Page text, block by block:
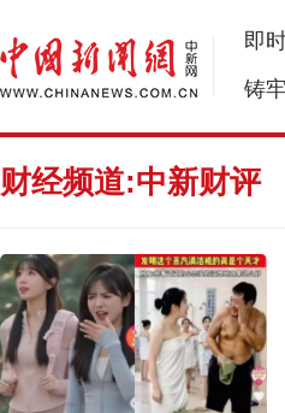
即
铸
财经频道:中新财评